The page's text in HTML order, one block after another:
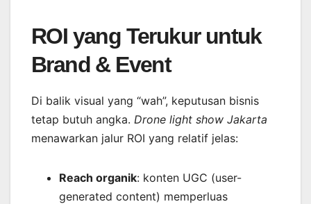
ROI yang Terukur untuk
Brand & Event
Di balik visual yang “wah”, keputusan bisnis
tetap butuh angka. Drone light show Jakarta
menawarkan jalur ROI yang relatif jelas:
Reach organik: konten UGC (user-
generated content) memperluas